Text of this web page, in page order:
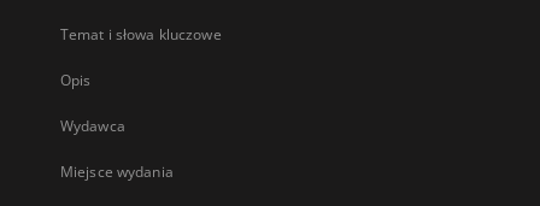
Temat i słowa kluczowe
Opis
Wydawca
Miejsce wydania